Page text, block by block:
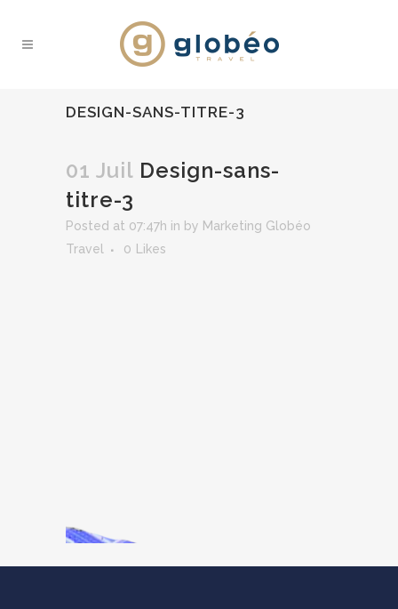
DESIGN-SANS-TITRE-3
01 Juil Design-sans-
titre-3
Posted at 07:47h in by Marketing Globéo
Travel
0 Likes